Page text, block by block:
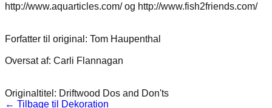
http://www.aquarticles.com/ og http://www.fish2friends.com/
Forfatter til original: Tom Haupenthal
Oversat af: Carli Flannagan
Originaltitel: Driftwood Dos and Don'ts
← Tilbage til
Dekoration